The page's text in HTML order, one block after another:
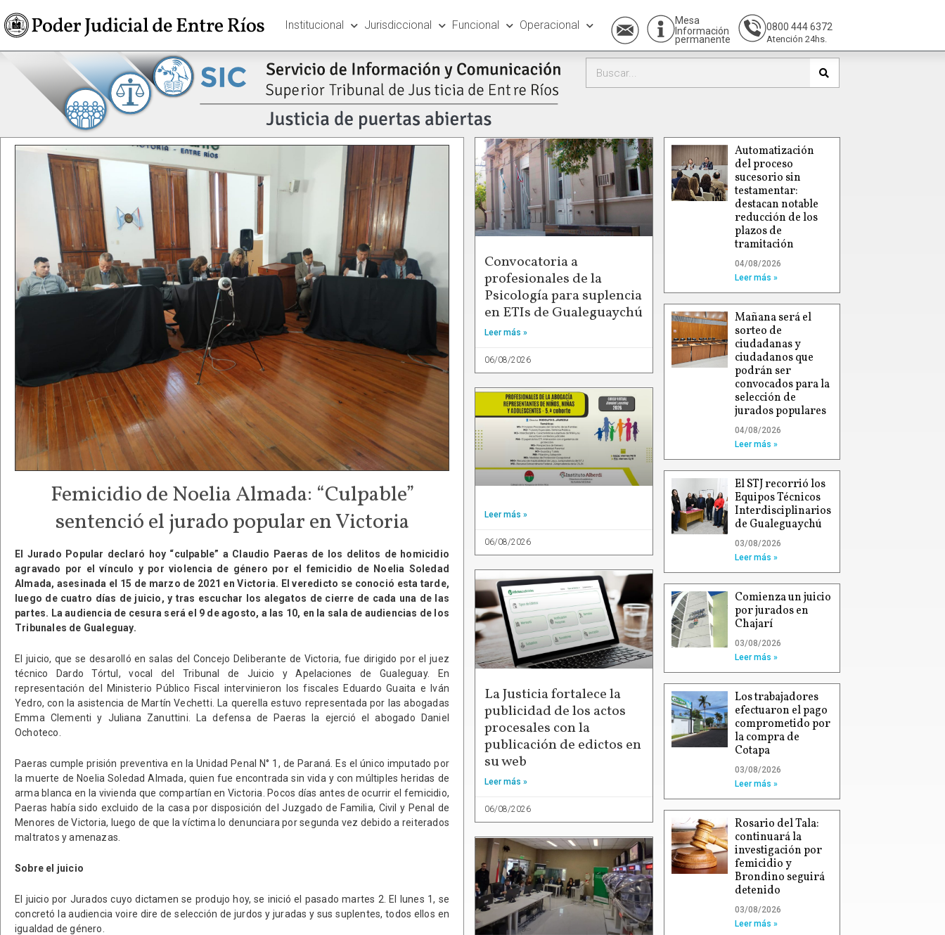
Institucional Jurisdiccional Funcional Operacional
Mesa
Información
permanente
0800 444 6372
Atención 24hs.
Femicidio de Noelia Almada: “Culpable”
sentenció el jurado popular en Victoria
El Jurado Popular declaró hoy “culpable” a Claudio Paeras de los delitos de homicidio
agravado por el vínculo y por violencia de género por el femicidio de Noelia Soledad
Almada, asesinada el 15 de marzo de 2021 en Victoria. El veredicto se conoció esta tarde,
luego de cuatro días de juicio, y tras escuchar los alegatos de cierre de cada una de las
partes. La audiencia de cesura será el 9 de agosto, a las 10, en la sala de audiencias de los
Tribunales de Gualeguay.
El juicio, que se desarolló en salas del Concejo Deliberante de Victoria, fue dirigido por el juez
técnico Dardo Tórtul, vocal del Tribunal de Juicio y Apelaciones de Gualeguay. En
representación del Ministerio Público Fiscal intervinieron los fiscales Eduardo Guaita e Iván
Yedro, con la asistencia de Martín Vechetti. La querella estuvo representada por las abogadas
Emma Clementi y Juliana Zanuttini. La defensa de Paeras la ejerció el abogado Daniel
Ochoteco.
Paeras cumple prisión preventiva en la Unidad Penal N° 1, de Paraná. Es el único imputado por
la muerte de Noelia Soledad Almada, quien fue encontrada sin vida y con múltiples heridas de
arma blanca en la vivienda que compartían en Victoria. Pocos días antes de ocurrir el femicidio,
Paeras había sido excluido de la casa por disposición del Juzgado de Familia, Civil y Penal de
Menores de Victoria, luego de que la víctima lo denunciara por segunda vez debido a reiterados
maltratos y amenazas.
Sobre el juicio
El juicio por Jurados cuyo dictamen se produjo hoy, se inició el pasado martes 2. El lunes 1, se
concretó la audiencia voire dire de selección de jurdos y juradas y sus suplentes, todos ellos en
igualdad de género.
Convocatoria a
profesionales de la
Psicología para suplencia
en ETIs de Gualeguaychú
Leer más »
06/08/2026
Leer más »
06/08/2026
La Justicia fortalece la
publicidad de los actos
procesales con la
publicación de edictos en
su web
Leer más »
06/08/2026
Automatización
del proceso
sucesorio sin
testamentar:
destacan notable
reducción de los
plazos de
tramitación
04/08/2026
Leer más »
Mañana será el
sorteo de
ciudadanas y
ciudadanos que
podrán ser
convocados para la
selección de
jurados populares
04/08/2026
Leer más »
El STJ recorrió los
Equipos Técnicos
Interdisciplinarios
de Gualeguaychú
03/08/2026
Leer más »
Comienza un juicio
por jurados en
Chajarí
03/08/2026
Leer más »
Los trabajadores
efectuaron el pago
comprometido por
la compra de
Cotapa
03/08/2026
Leer más »
Rosario del Tala:
continuará la
investigación por
femicidio y
Brondino seguirá
detenido
03/08/2026
Leer más »